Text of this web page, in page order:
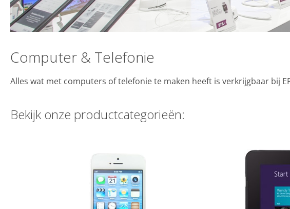
Computer & Telefonie
Alles wat met computers of telefonie te maken heeft is verkrijgbaar bij
Bekijk onze productcategorieën: